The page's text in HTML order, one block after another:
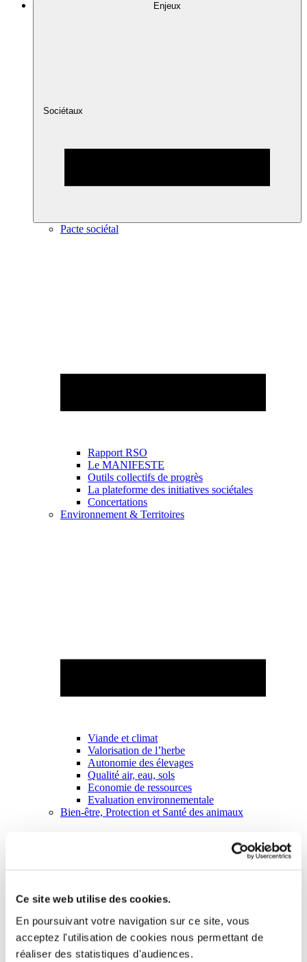
Ce site web utilise des cookies.
En poursuivant votre navigation sur ce site, vous
acceptez l'utilisation de cookies nous permettant de
réaliser des statistiques d'audiences.
Enjeux
Sociétaux
Pacte sociétal
Rapport RSO
Le MANIFESTE
Outils collectifs de progrès
La plateforme des initiatives sociétales
Concertations
Environnement & Territoires
Viande et climat
Valorisation de l’herbe
Autonomie des élevages
Qualité air, eau, sols
Economie de ressources
Evaluation environnementale
Bien-être, Protection et Santé des animaux